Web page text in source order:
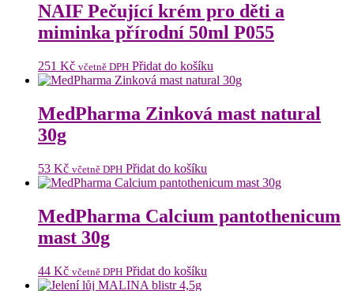
NAIF Pečující krém pro děti a
miminka přírodní 50ml P055
251 Kč včetně DPH Přidat do košíku
MedPharma Zinková mast natural
30g
53 Kč včetně DPH Přidat do košíku
MedPharma Calcium pantothenicum
mast 30g
44 Kč včetně DPH Přidat do košíku